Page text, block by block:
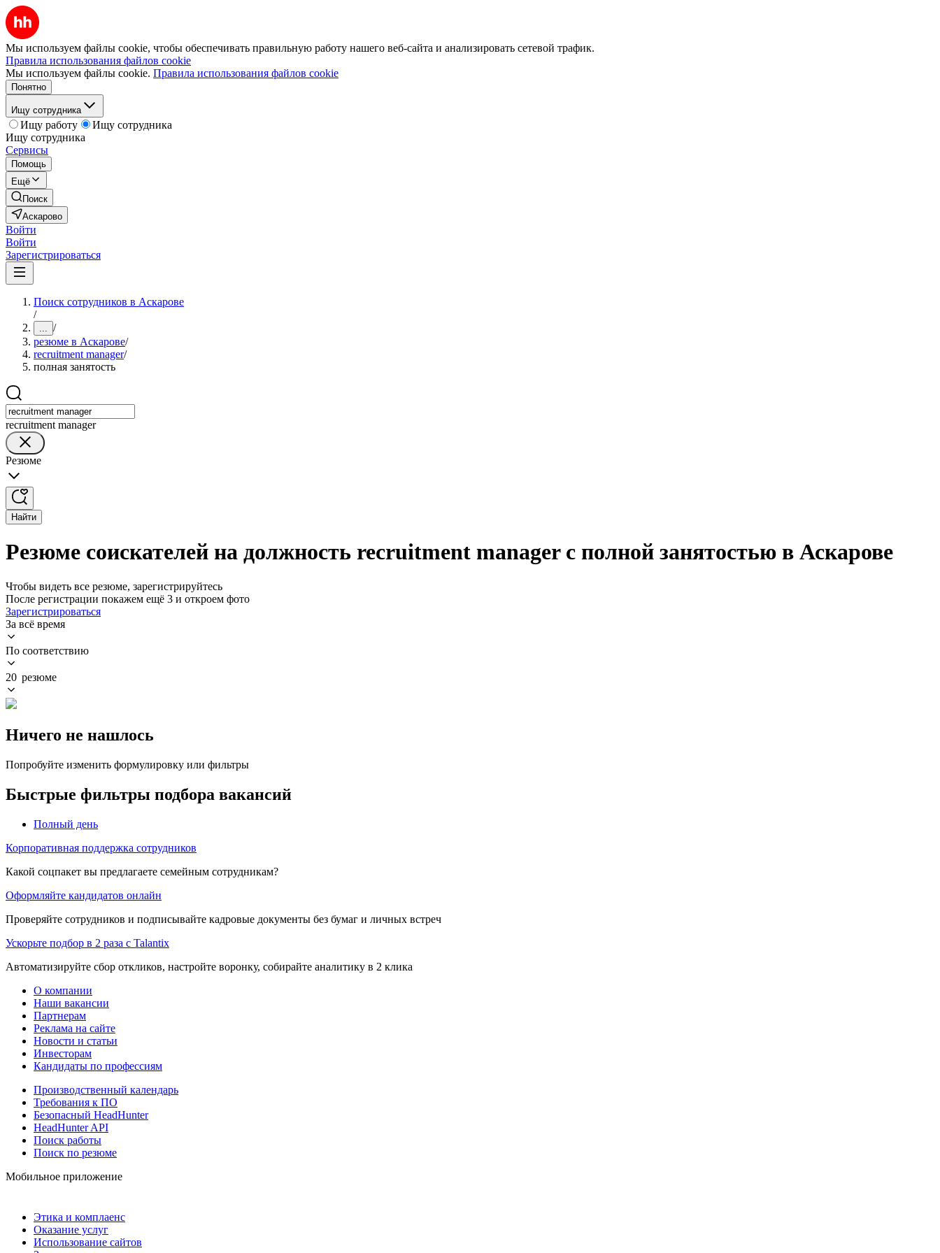
Мы используем файлы cookie, чтобы обеспечивать правильную работу нашего веб-сайта и анализировать сетевой трафик.
Правила использования файлов cookie
Мы используем файлы cookie. Правила использования файлов cookie
Понятно
Ищу сотрудника
Ищу работу
Ищу сотрудника
Ищу сотрудника
Сервисы
Помощь
Ещё
Поиск
Аскарово
Войти
Войти
Зарегистрироваться
Поиск сотрудников в Аскарове
/
... /
резюме в Аскарове/
recruitment manager/
полная занятость
recruitment manager
Резюме
Найти
Резюме соискателей на должность recruitment manager с полной занятостью в Аскарове
Чтобы видеть все резюме, зарегистрируйтесь
После регистрации покажем ещё 3 и откроем фото
Зарегистрироваться
За всё время
По соответствию
20 резюме
Ничего не нашлось
Попробуйте изменить формулировку или фильтры
Быстрые фильтры подбора вакансий
Полный день
Корпоративная поддержка сотрудников
Какой соцпакет вы предлагаете семейным сотрудникам?
Оформляйте кандидатов онлайн
Проверяйте сотрудников и подписывайте кадровые документы без бумаг и личных встреч
Ускорьте подбор в 2 раза с Talantix
Автоматизируйте сбор откликов, настройте воронку, собирайте аналитику в 2 клика
О компании
Наши вакансии
Партнерам
Реклама на сайте
Новости и статьи
Инвесторам
Кандидаты по профессиям
Производственный календарь
Требования к ПО
Безопасный HeadHunter
HeadHunter API
Поиск работы
Поиск по резюме
Мобильное приложение
Этика и комплаенс
Оказание услуг
Использование сайтов